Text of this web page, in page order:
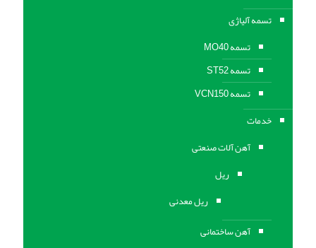
تسمه آلیاژی
تسمه MO40
تسمه ST52
تسمه VCN150
خدمات
آهن آلات صنعتی
ریل
ریل معدنی
آهن ساختمانی